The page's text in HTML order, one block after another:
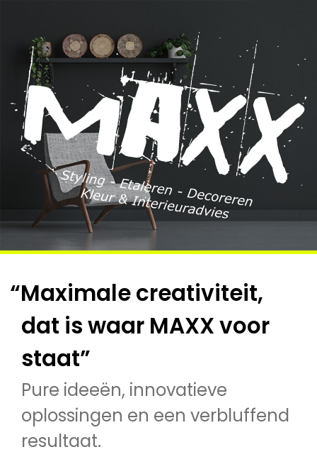
“Maximale creativiteit,
dat is waar MAXX voor
staat”
Pure ideeën, innovatieve
oplossingen en een verbluffend
resultaat.